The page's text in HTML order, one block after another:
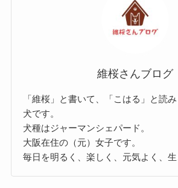
維桜さんブログ
「維桜」と書いて、「こはる」と読み
犬です。
犬種はジャーマンシェパード。
大阪在住の（元）女子です。
毎日を明るく、楽しく、元気よく、生